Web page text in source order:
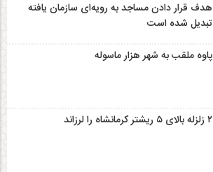
هدف قرار دادن مساجد به رویه‌ای سازمان‌ یافته
تبدیل شده است
پاوه ملقب به شهر هزار ماسوله
۲ زلزله‌ بالای ۵ ریشتر کرمانشاه را لرزاند